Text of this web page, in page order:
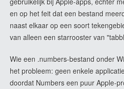
en op het feit dat een bestand
naast elkaar op een soort
van alleen een starrooster van
Wie een .numbers-bestand onder
het probleem: geen enkele
doordat Numbers een puur Apple-